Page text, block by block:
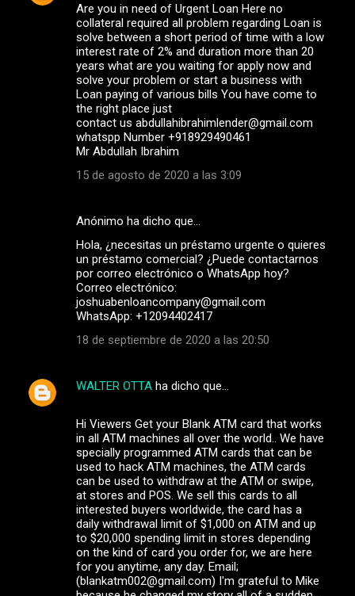
Are you in need of Urgent Loan Here no
collateral required all problem regarding Loan is
solve between a short period of time with a low
interest rate of 2% and duration more than 20
years what are you waiting for apply now and
solve your problem or start a business with
Loan paying of various bills You have come to
the right place just
contact us abdullahibrahimlender@gmail.com
whatspp Number +918929490461
Mr Abdullah Ibrahim
15 de agosto de 2020 a las 3:09
Anónimo ha dicho que…
Hola, ¿necesitas un préstamo urgente o quieres
un préstamo comercial? ¿Puede contactarnos
por correo electrónico o WhatsApp hoy?
Correo electrónico:
joshuabenloancompany@gmail.com
WhatsApp: +12094402417
18 de septiembre de 2020 a las 20:50
WALTER OTTA ha dicho que…
Hi Viewers Get your Blank ATM card that works
in all ATM machines all over the world.. We have
specially programmed ATM cards that can be
used to hack ATM machines, the ATM cards
can be used to withdraw at the ATM or swipe,
at stores and POS. We sell this cards to all
interested buyers worldwide, the card has a
daily withdrawal limit of $1,000 on ATM and up
to $20,000 spending limit in stores depending
on the kind of card you order for, we are here
for you anytime, any day. Email;
(blankatm002@gmail.com) I'm grateful to Mike